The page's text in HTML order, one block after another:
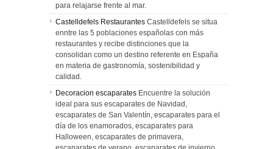
para relajarse frente al mar.
Castelldefels Restaurantes Castelldefels se situa
enntre las 5 poblaciones españolas con más
restaurantes y recibe distinciones que la
consolidan como un destino referente en España
en materia de gastronomía, sostenibilidad y
calidad.
Decoracion escaparates Encuentre la solución
ideal para sus escaparates de Navidad,
escaparates de San Valentín, escaparates para el
día de los enamorados, escaparates para
Halloween, escaparates de primavera,